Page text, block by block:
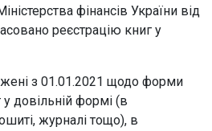
фінансів України від
реєстрацію книг у
з 01.01.2021 щодо форми
у довільній формі (в
журналі тощо), в